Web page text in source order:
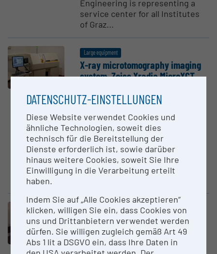
Engineering is representing a
service center for all Institutes
of Graz...
Large equipment
X-ray micro­to­mog­raphy imaging
system, Zeiss Xradia MicroXCT
Die Mikrocomputertomographie
(μCT) dient der
zerstörungsfreien
dreidimensionalen
Charakterisierung
röntgendichter Strukturen.
Röntgenquelle und
Large equipment
Nanoliter pipetting Mosquito
Crystal
University of Vienna
DATENSCHUTZ-EINSTELLUNGEN
Diese Website verwendet Cookies und
ähnliche Technologien, soweit dies
technisch für die Bereitstellung der
Dienste erforderlich ist, sowie darüber
hinaus weitere Cookies, soweit Sie Ihre
Einwilligung in die Verarbeitung erteilt
haben.
Indem Sie auf „Alle Cookies akzeptieren“
klicken, willigen Sie ein, dass Cookies von
uns und Drittanbietern verwendet werden
dürfen. Sie willigen zugleich gemäß Art 49
Abs 1 lit a DSGVO ein, dass Ihre Daten in